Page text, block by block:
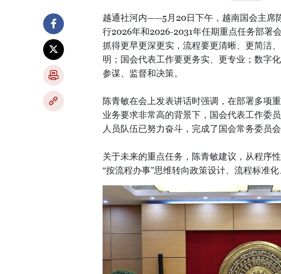
越通社河内——5月20日下午，越南国会主席
行2026年和2026-2031年任期重点任务部署
抓得更早更深更实，流程要更清晰、更简洁
明；国会代表工作要更务实、更专业；数字
参谋、监督和决策。
陈青敏在会上发表讲话时强调，在部署多项
业务要求非常高的背景下，国会代表工作委
人员队伍已努力奋斗，完成了国会常务委员
关于未来的重点任务，陈青敏建议，从程序
“按流程办事”思维转向政策设计、流程标准